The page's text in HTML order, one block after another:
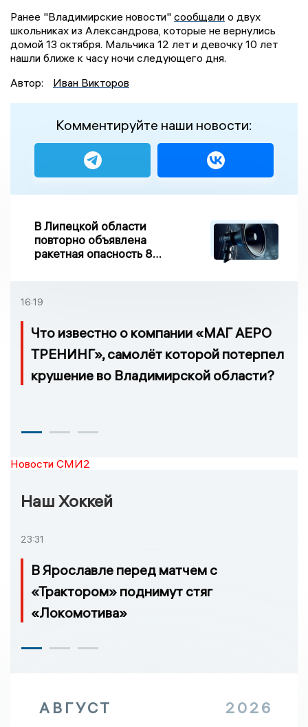
Ранее "Владимирские новости" сообщали о двух
школьниках из Александрова, которые не вернулись
домой 13 октября. Мальчика 12 лет и девочку 10 лет
нашли ближе к часу ночи следующего дня.
Автор:
Иван Викторов
Комментируйте наши новости:
В Липецкой области
повторно объявлена
ракетная опасность 8
16:19
Что известно о компании «МАГ АЕРО
ТРЕНИНГ», самолёт которой потерпел
крушение во Владимирской области?
Новости СМИ2
Наш Хоккей
23:31
В Ярославле перед матчем с
«Трактором» поднимут стяг
«Локомотива»
АВГУСТ 2026